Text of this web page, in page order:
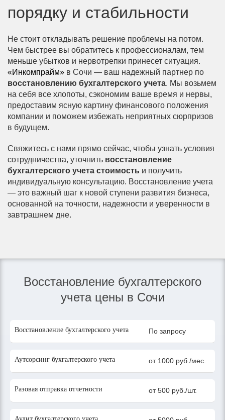
порядку и стабильности
Не стоит откладывать решение проблемы на потом.
Чем быстрее вы обратитесь к профессионалам, тем
меньше убытков и нервотрепки принесет ситуация.
«Инкомпрайм» в Сочи — ваш надежный партнер по
восстановлению бухгалтерского учета. Мы возьмем
на себя все хлопоты, сэкономим ваше время и нервы,
предоставим ясную картину финансового положения
компании и поможем избежать неприятных сюрпризов
в будущем.
Свяжитесь с нами прямо сейчас, чтобы узнать условия
сотрудничества, уточнить восстановление
бухгалтерского учета стоимость и получить
индивидуальную консультацию. Восстановление учета
— это важный шаг к новой ступени развития бизнеса,
основанной на точности, надежности и уверенности в
завтрашнем дне.
Восстановление бухгалтерского
учета цены в Сочи
Восстановление бухгалтерского учета По запросу
Аутсорсинг бухгалтерского учета от 1000 руб./мес.
Разовая отправка отчетности от 500 руб./шт.